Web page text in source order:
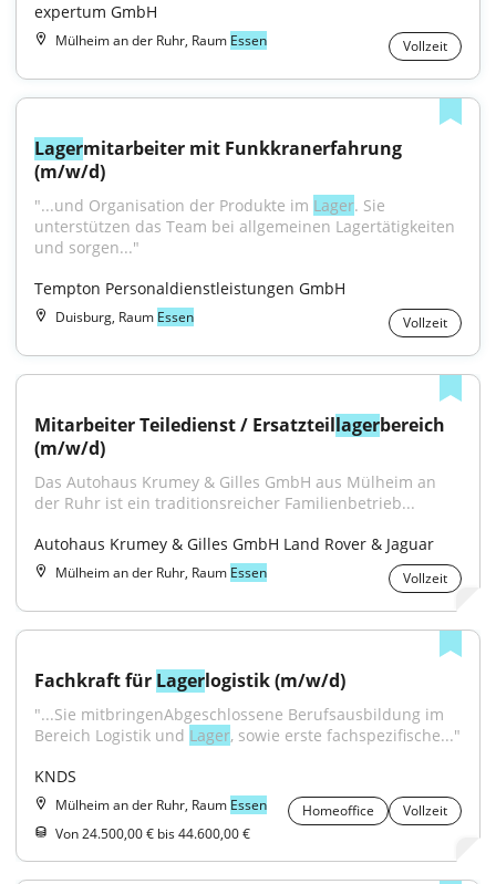
expertum GmbH
Mülheim an der Ruhr, Raum Essen Vollzeit
Lagermitarbeiter mit Funkkranerfahrung
(m/w/d)
"...und Organisation der Produkte im Lager. Sie
unterstützen das Team bei allgemeinen Lagertätigkeiten
und sorgen..."
Tempton Personaldienstleistungen GmbH
Duisburg, Raum Essen Vollzeit
Mitarbeiter Teiledienst / Ersatzteillagerbereich
(m/w/d)
Das Autohaus Krumey & Gilles GmbH aus Mülheim an
der Ruhr ist ein traditionsreicher Familienbetrieb...
Autohaus Krumey & Gilles GmbH Land Rover & Jaguar
Mülheim an der Ruhr, Raum Essen Vollzeit
Fachkraft für Lagerlogistik (m/w/d)
"...Sie mitbringenAbgeschlossene Berufsausbildung im
Bereich Logistik und Lager, sowie erste fachspezifische..."
KNDS
Mülheim an der Ruhr, Raum Essen Homeoffice
Vollzeit
Von 24.500,00 € bis 44.600,00 €